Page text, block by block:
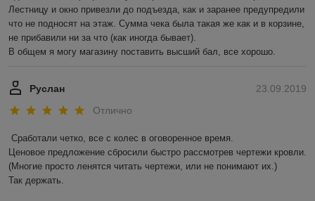
Лестницу и окно привезли до подъезда, как и заранее предупредили
что не подносят на этаж. Сумма чека была такая же как и в корзине,
не прибавили ни за что (как иногда бывает).
В общем я могу магазину поставить высший бал, все хорошо.
23.09.2019
Руслан
Отлично
Сработали четко, все с колес в оговоренное время.
Ценовое предложение сбросили быстро рассмотрев чертежи кровли.
(Многие просто ленятся читать чертежи, или не понимают их.)
Так держать.